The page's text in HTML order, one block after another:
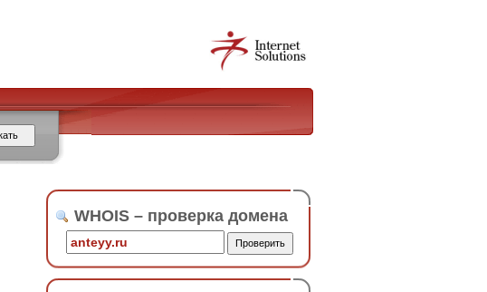
WHOIS – проверка домена